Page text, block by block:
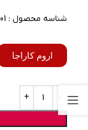
شناسه محصول : 000001000052260001
اروم کاراجا